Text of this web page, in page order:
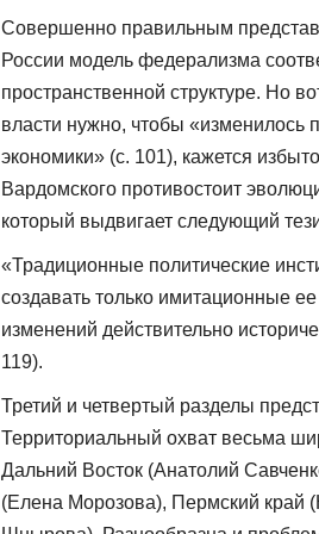
Совершенно правильным
России модель федерализма
пространственной структуре. Но
власти нужно, чтобы «изменилось
экономики» (с. 101), кажется
Вардомского противостоит
который выдвигает следующий
«Традиционные политические
создавать только имитационные
изменений действительно
119).
Третий и четвертый разделы
Территориальный охват весьма
Дальний Восток (Анатолий
(Елена Морозова), Пермский край